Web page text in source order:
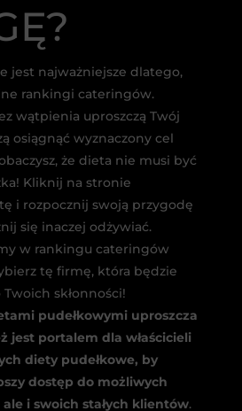
jest najważniejsze dlatego,
rankingi cateringów.
wątpienia uproszczą Twój
osiągnąć wyznaczony cel
że dieta nie musi być
Kliknij na stronie
i rozpocznij swoją przygodę
się inaczej odżywiać.
w rankingu cateringów
tę firmę, która będzie
skłonności!
pudełkowymi uproszcza
jest portalem dla właścicieli
diety pudełkowe, by
dostęp do możliwych
i swoich stałych klientów.